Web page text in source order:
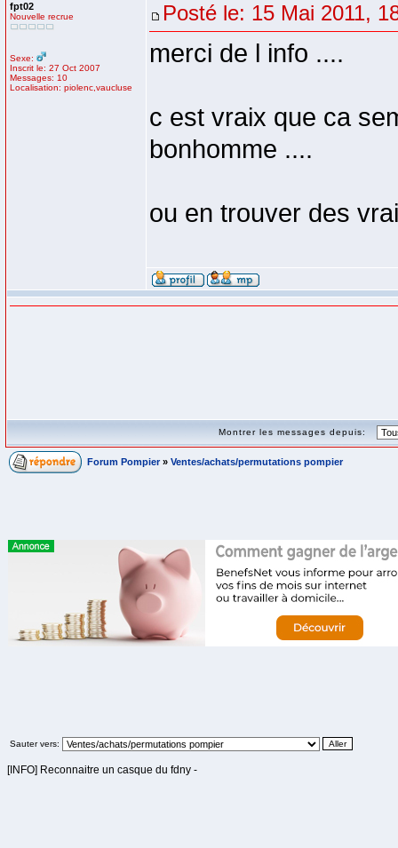
fpt02
Nouvelle recrue
Sexe:
Inscrit le: 27 Oct 2007
Messages: 10
Localisation: piolenc,vaucluse
Posté le: 15 Mai 2011,
merci de l info ....
c est vraix que ca
bonhomme ....
ou en trouver des
Montrer les messages depuis:
Forum Pompier » Ventes/achats/permutations pompier
Sauter vers:
[INFO] Reconnaitre un casque du fdny -